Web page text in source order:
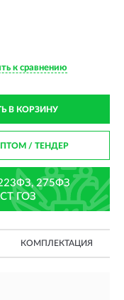
к сравнению
В КОРЗИНУ
/ ТЕНДЕР
275ФЗ
ГОЗ
КОМПЛЕКТАЦИЯ